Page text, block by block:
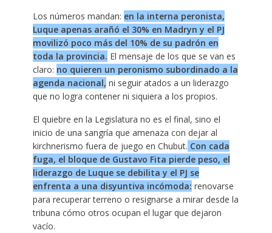
Los números mandan: en la interna peronista,
Luque apenas arañó el 30% en Madryn y el PJ
movilizó poco más del 10% de su padrón en
toda la provincia. El mensaje de los que se van es
claro: no quieren un peronismo subordinado a la
agenda nacional, ni seguir atados a un liderazgo
que no logra contener ni siquiera a los propios.
El quiebre en la Legislatura no es el final, sino el
inicio de una sangría que amenaza con dejar al
kirchnerismo fuera de juego en Chubut. Con cada
fuga, el bloque de Gustavo Fita pierde peso, el
liderazgo de Luque se debilita y el PJ se
enfrenta a una disyuntiva incómoda: renovarse
para recuperar terreno o resignarse a mirar desde la
tribuna cómo otros ocupan el lugar que dejaron
vacío.